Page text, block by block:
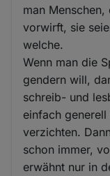
man
vorwirft, sie
welche.
Wenn man die
gendern will,
schreib- und
einfach
verzichten.
schon immer,
erwähnt nur in